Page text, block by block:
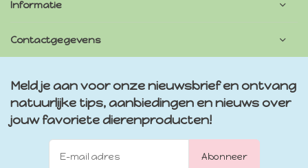
Informatie
Contactgegevens
Meld je aan voor onze nieuwsbrief en ontvang
natuurlijke tips, aanbiedingen en nieuws over
jouw favoriete dierenproducten!
Abonneer